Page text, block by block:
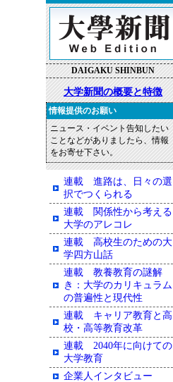
DAIGAKU SHINBUN
大学新聞の概要と特徴
情報提供のお願い
ニュース・イベント告知したい
ことなどがありましたら、情報
をお寄せ下さい。
連載 進路は、日々の選
択でつくられる
連載 関係性から考える
大学のアレコレ
連載 高校生のための大
学四方山話
連載 教養教育の謎解
き：大学のカリキュラム
の普遍性と現代性
連載 キャリア教育と高
校・高等教育改革
連載 2040年に向けての
大学教育
企業人インタビュー